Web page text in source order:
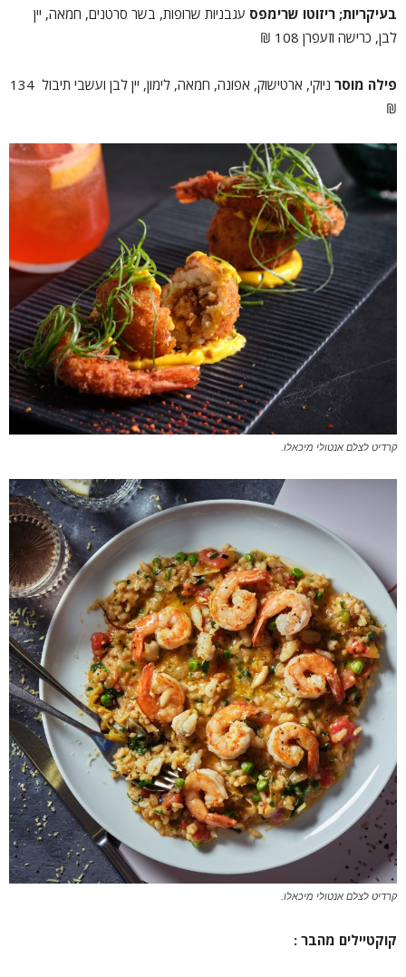
בעיקריות; ריזוטו שרימפס עגבניות שרופות, בשר סרטנים, חמאה, יין
לבן, כרישה וזעפרן 108 ₪
פילה מוסר ניוקי, ארטישוק, אפונה, חמאה, לימון,
יין לבן ועשבי תיבול 134
₪
קרדיט לצלם אנטולי מיכאלו.
קרדיט לצלם אנטולי מיכאלו.
קוקטיילים מהבר :